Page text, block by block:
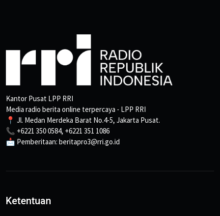
Kantor Pusat LPP RRI
Media radio berita online terpercaya - LPP RRI
📍 Jl. Medan Merdeka Barat No.4-5, Jakarta Pusat.
📞 +6221 350 0584, +6221 351 1086
📩 Pemberitaan: beritapro3@rri.go.id
Ketentuan